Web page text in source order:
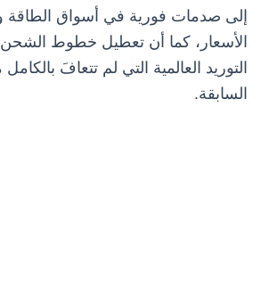
إلى صدمات فورية في أسواق الطاقة
الأسعار، كما أن تعطيل خطوط
التوريد العالمية التي لم تتعافَ
السابقة.